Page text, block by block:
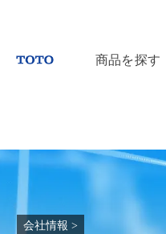
商品を探す
会社情報 >